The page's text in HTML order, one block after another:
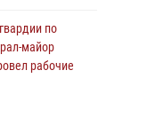
лагеря
по
майор
рабочие